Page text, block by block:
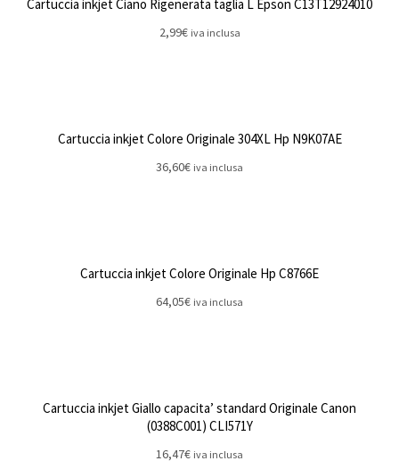
Cartuccia inkjet Ciano Rigenerata taglia L Epson C13T12924010
2,99€ iva inclusa
Cartuccia inkjet Colore Originale 304XL Hp N9K07AE
36,60€ iva inclusa
Cartuccia inkjet Colore Originale Hp C8766E
64,05€ iva inclusa
Cartuccia inkjet Giallo capacita’ standard Originale Canon
(0388C001) CLI571Y
16,47€ iva inclusa